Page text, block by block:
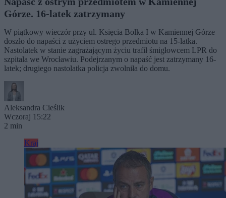
Górze. 16-latek zatrzymany
W piątkowy wieczór przy ul. Księcia Bolka I w Kamiennej Górze
doszło do napaści z użyciem ostrego przedmiotu na 15-latka.
Nastolatek w stanie zagrażającym życiu trafił śmigłowcem LPR do
szpitala we Wrocławiu. Podejrzanym o napaść jest zatrzymany 16-
latek; drugiego nastolatka policja zwolniła do domu.
Aleksandra Cieślik
Wczoraj 15:22
2 min
Kraj